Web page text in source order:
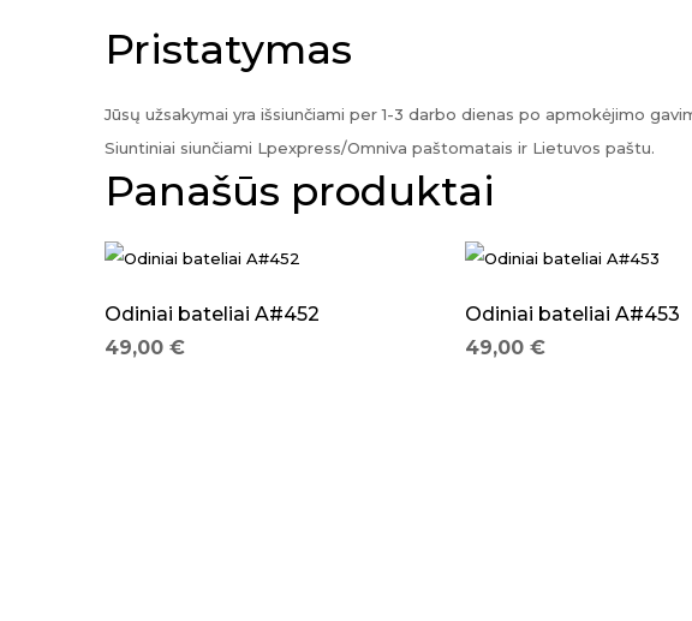
Pristatymas
Jūsų užsakymai yra išsiunčiami per 1-3 darbo dienas po apmokėjimo
Siuntiniai siunčiami Lpexpress/Omniva paštomatais ir Lietuvos paštu.
Panašūs produktai
Odiniai bateliai A#452
49,00 €
Odiniai bateliai A#453
49,00 €